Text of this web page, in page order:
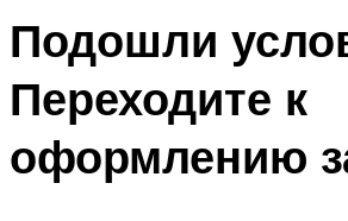
Подошли
Переходите к
оформлению